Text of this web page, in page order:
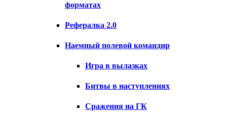
форматах
Рефералка 2.0
Наемный полевой командир
Игра в вылазках
Битвы в наступлениях
Сражения на ГК